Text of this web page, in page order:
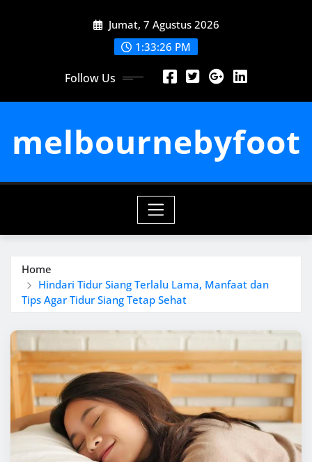
Jumat, 7 Agustus 2026
1:33:27 PM
Follow Us
melbournebyfoot
Home
Hindari Tidur Siang Terlalu Lama, Manfaat dan
Tips Agar Tidur Siang Tetap Sehat